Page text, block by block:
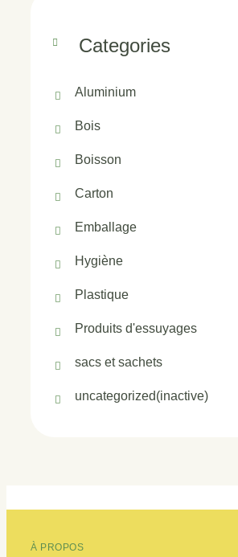
Categories
Aluminium
Bois
Boisson
Carton
Emballage
Hygiène
Plastique
Produits d'essuyages
sacs et sachets
uncategorized(inactive)
À PROPOS